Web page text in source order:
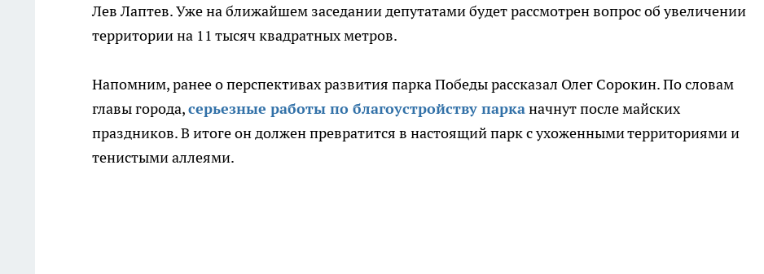
Лев Лаптев. Уже на ближайшем заседании депутатами будет рассмотрен вопрос об увеличении
территории на 11 тысяч квадратных метров.
Напомним, ранее о перспективах развития парка Победы рассказал Олег Сорокин. По словам
главы города,серьезные работы по благоустройству парканачнут после майских
праздников. В итоге он должен превратится в настоящийпаркс ухоженными территориями и
тенистыми аллеями.